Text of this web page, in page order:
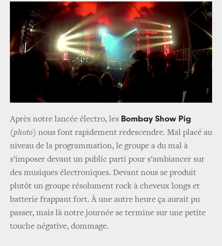
Après notre lancée électro, les Bombay Show Pig
(photo) nous font rapidement redescendre. Mal placé au
niveau de la programmation, le groupe a du mal à
s’imposer devant un public parti pour s’ambiancer sur
des musiques électroniques. Devant nous se produit
plutôt un groupe résolument rock à cheveux longs et
batterie frappant fort. À une autre heure ça aurait pu
passer, mais là notre journée se termine sur une petite
touche négative, dommage.